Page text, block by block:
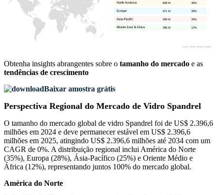
12%
288 M
25%
599 M
28%
671 M
35%
838 M
Obtenha insights abrangentes sobre o tamanho do mercado e as
tendências de crescimento
Baixar amostra grátis
Perspectiva Regional do Mercado de Vidro Spandrel
O tamanho do mercado global de vidro Spandrel foi de US$ 2.396,6
milhões em 2024 e deve permanecer estável em US$ 2.396,6
milhões em 2025, atingindo US$ 2.396,6 milhões até 2034 com um
CAGR de 0%. A distribuição regional inclui América do Norte
(35%), Europa (28%), Ásia-Pacífico (25%) e Oriente Médio e
África (12%), representando juntos 100% do mercado global.
América do Norte